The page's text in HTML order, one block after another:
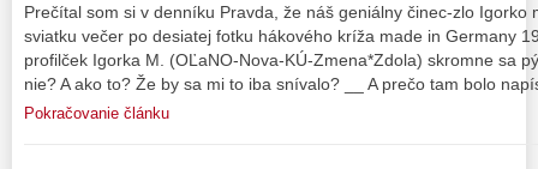
Prečítal som si v denníku Pravda, že náš geniálny činec-zlo Igorko
sviatku večer po desiatej fotku hákového kríža made in Germany
profilček Igorka M. (OĽaNO-Nova-KÚ-Zmena*Zdola) skromne sa
nie? A ako to? Že by sa mi to iba snívalo? __ A prečo tam bolo
Pokračovanie článku